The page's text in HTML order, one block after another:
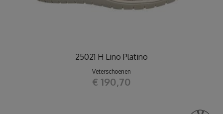
25021 H Lino Platino
Veterschoenen
€ 190,70